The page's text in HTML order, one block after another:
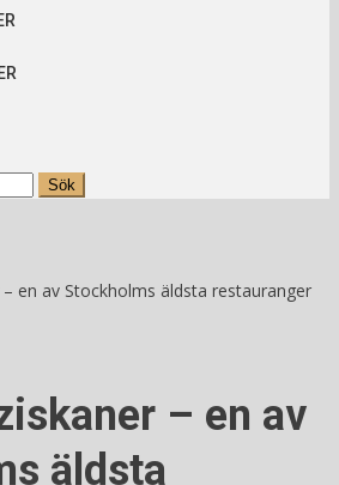
en av Stockholms äldsta restauranger
– en av
äldsta